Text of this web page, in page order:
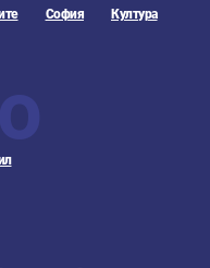
София Култура